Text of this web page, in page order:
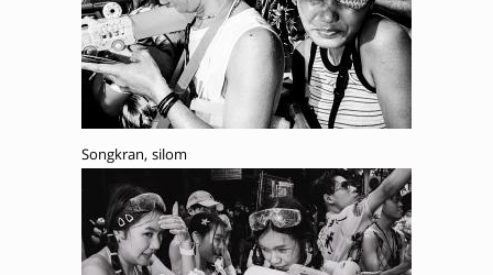
Songkran, silom